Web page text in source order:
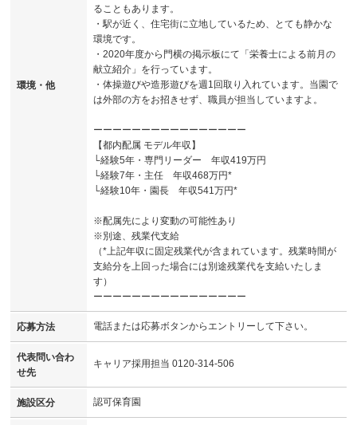
環境・他
ることもあります。
・駅が近く、住宅街に立地しているため、とても静かな
環境です。
・2020年度から門横の掲示板にて「栄養士による前月の
献立紹介」を行っています。
・体操遊びや造形遊びを週1回取り入れています。当園で
は外部の方をお招きせず、職員が担当していますよ。
ーーーーーーーーーーーーーーーー
【都内配属 モデル年収】
└経験5年・専門リーダー 年収419万円
└経験7年・主任 年収468万円*
└経験10年・園長 年収541万円*
※配属先により変動の可能性あり
※別途、残業代支給
（*上記年収に固定残業代が含まれています。残業時間が
支給分を上回った場合には別途残業代を支給いたしま
す）
ーーーーーーーーーーーーーーーー
応募方法 電話または応募ボタンからエントリーして下さい。
代表問い合わ
せ先
キャリア採用担当 0120-314-506
施設区分 認可保育園